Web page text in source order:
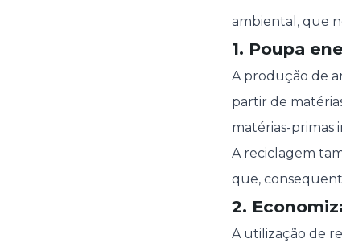
ambiental, que
1. Poupa
A produção de
partir de
matérias-primas
A reciclagem
que,
2.
A utilização de